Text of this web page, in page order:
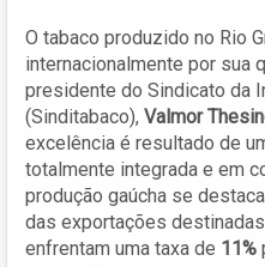
O tabaco produzido no Rio
internacionalmente por sua
presidente do Sindicato da
(Sinditabaco), Valmor
excelência é resultado de
totalmente integrada e em
produção gaúcha se
das exportações
enfrentam uma taxa de 11%